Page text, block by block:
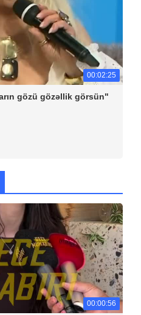
00:02:25
gözü gözəllik görsün"
00:00:56